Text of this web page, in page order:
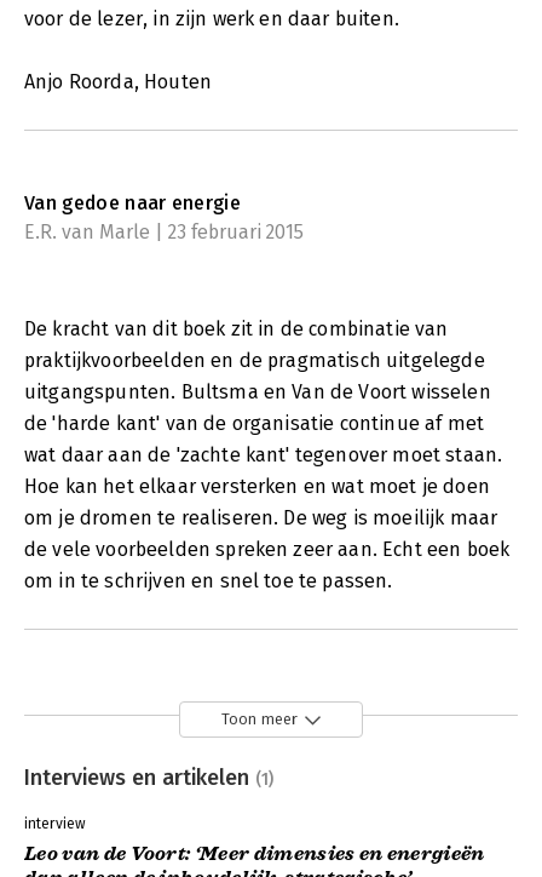
voor de lezer, in zijn werk en daar buiten.
Anjo Roorda, Houten
Van gedoe naar energie
E.R. van Marle | 23 februari 2015
De kracht van dit boek zit in de combinatie van
praktijkvoorbeelden en de pragmatisch uitgelegde
uitgangspunten. Bultsma en Van de Voort wisselen
de 'harde kant' van de organisatie continue af met
wat daar aan de 'zachte kant' tegenover moet staan.
Hoe kan het elkaar versterken en wat moet je doen
om je dromen te realiseren. De weg is moeilijk maar
de vele voorbeelden spreken zeer aan. Echt een boek
om in te schrijven en snel toe te passen.
Toon meer
Interviews en artikelen (1)
interview
Leo van de Voort: ‘Meer dimensies en energieën